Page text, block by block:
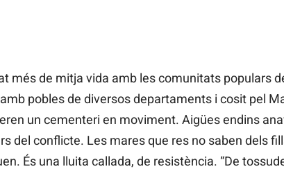
més de mitja vida amb les comunitats populars
pobles de diversos departaments i cosit pel
un cementeri en moviment. Aigües endins
del conflicte. Les mares que res no saben dels
És una lluita callada, de resistència. “De